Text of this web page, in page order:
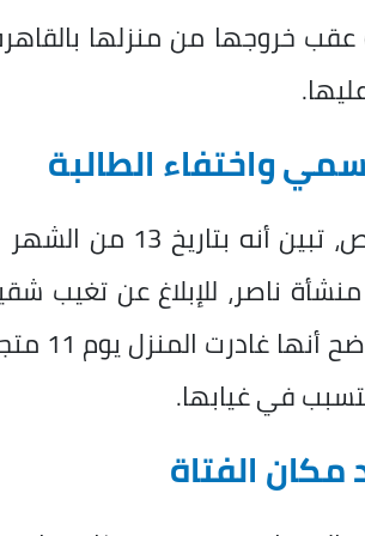
عقب خروجها من منزلها
واختفاء الطالبة
وبالفحص، تبين
ناصر، للإبلاغ عن تغيب
حيث
في غيابها.
مكان الفتاة